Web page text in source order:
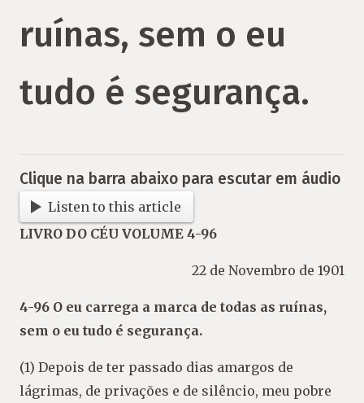
ruínas, sem o eu
tudo é segurança.
Clique na barra abaixo para escutar em áudio
Listen to this article
LIVRO DO CÉU VOLUME 4-96
22 de Novembro de 1901
4-96 O eu carrega a marca de todas as ruínas,
sem o eu tudo é segurança.
(1) Depois de ter passado dias amargos de
lágrimas, de privações e de silêncio, meu pobre